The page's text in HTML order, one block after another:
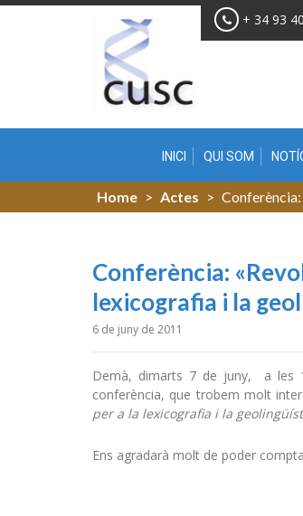
Skip
+ 34 93
INICI QUI SOM
Home > Actes >
Conferència:
lexicografia i la
6 de juny de 2011
Demà, dimarts 7 de juny, a les
conferència, que trobem molt
per a la lexicografia i la
Ens agradarà molt de poder